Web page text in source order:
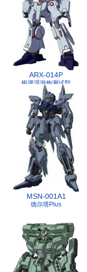
ARX-014P
银弹浮游炮测试型
MSN-001A1
德尔塔Plus